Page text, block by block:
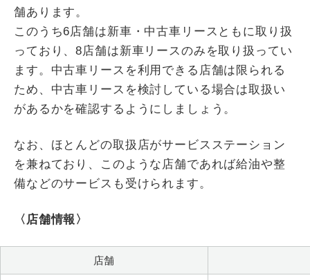
舗あります。
このうち6店舗は新車・中古車リースともに取り扱
っており、8店舗は新車リースのみを取り扱ってい
ます。中古車リースを利用できる店舗は限られる
ため、中古車リースを検討している場合は取扱い
があるかを確認するようにしましょう。
なお、ほとんどの取扱店がサービスステーション
を兼ねており、このような店舗であれば給油や整
備などのサービスも受けられます。
〈店舗情報〉
店舗